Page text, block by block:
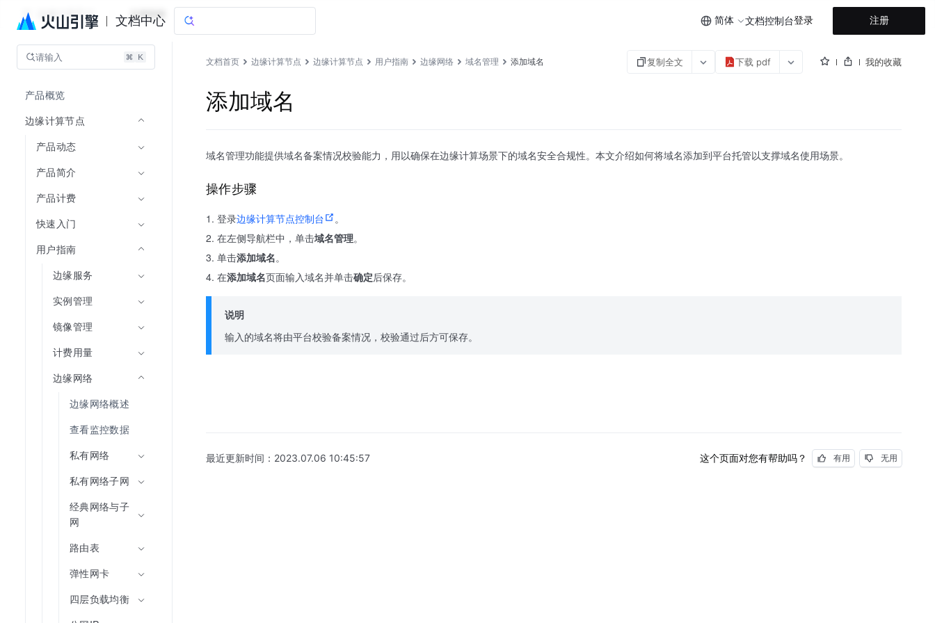
文档中心 简体 文档控制台登录 注册
边缘计算节点 文档指南
请输入
产品概览
边缘计算节点
产品动态
产品简介
产品计费
快速入门
用户指南
边缘服务
实例管理
镜像管理
计费用量
边缘网络
边缘网络概述
查看监控数据
私有网络
私有网络子网
经典网络与子
网
路由表
弹性网卡
四层负载均衡
文档首页 边缘计算节点 边缘计算节点 用户指南 边缘网络 域名管理 添加域名 复制全文 下载 pdf 我的收藏
添加域名
域名管理功能提供域名备案情况校验能力，用以确保在边缘计算场景下的域名安全合规性。本文介绍如何将域名添加到平台托管以支撑域名使用场景。
操作步骤
登录边缘计算节点控制台
。
在左侧导航栏中，单击域名管理。
单击添加域名。
在添加域名页面输入域名并单击确定后保存。
说明
输入的域名将由平台校验备案情况，校验通过后方可保存。
最近更新时间： 2023.07.06 10:45:57 这个页面对您有帮助吗？ 有用 无用